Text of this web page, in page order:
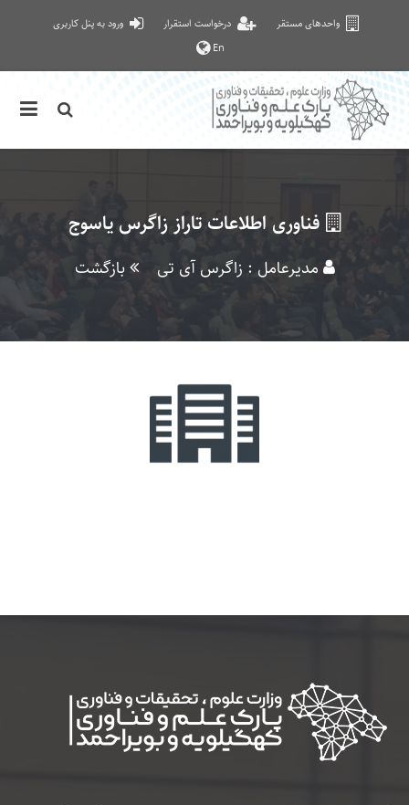
واحدهای مستقر درخواست استقرار
ورود به پنل کاربری
En
فناوری اطلاعات تاراز زاگرس یاسوج
مدیرعامل : زاگرس آی تی بازگشت